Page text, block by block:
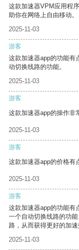
这款加速器VPM应用程
助你在网络上自由移动。
2025-11-03
游客
这款加速器app的功能有
动切换线路的功能。
2025-11-03
游客
这款加速器app的操作非
2025-11-03
游客
这款加速器app的价格有
2025-11-03
游客
这款加速器app的功能有
一个自动切换线路的功
路，从而获得更好的加速
2025-11-03